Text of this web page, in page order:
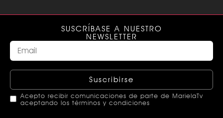
SUSCRÍBASE A NUESTRO
NEWSLETTER
Suscribirse
Acepto recibir comunicaciones de parte de MarielaTv
aceptando los términos y condiciones